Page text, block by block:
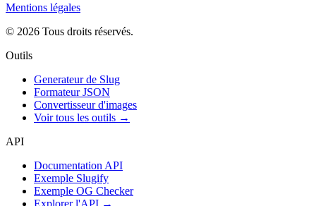
Mentions légales
© 2026 Tous droits réservés.
Outils
Generateur de Slug
Formateur JSON
Convertisseur d'images
Voir tous les outils →
API
Documentation API
Exemple Slugify
Exemple OG Checker
Explorer l'API →